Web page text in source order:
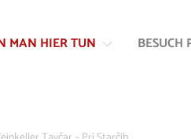
Inhalt
Navigation
MAN HIER TUN BESUCH